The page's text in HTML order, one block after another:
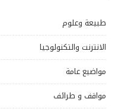
طبيعة وعلوم
الانترنت والتكنولوجيا
مواضيع عامة
مواقف و طرائف